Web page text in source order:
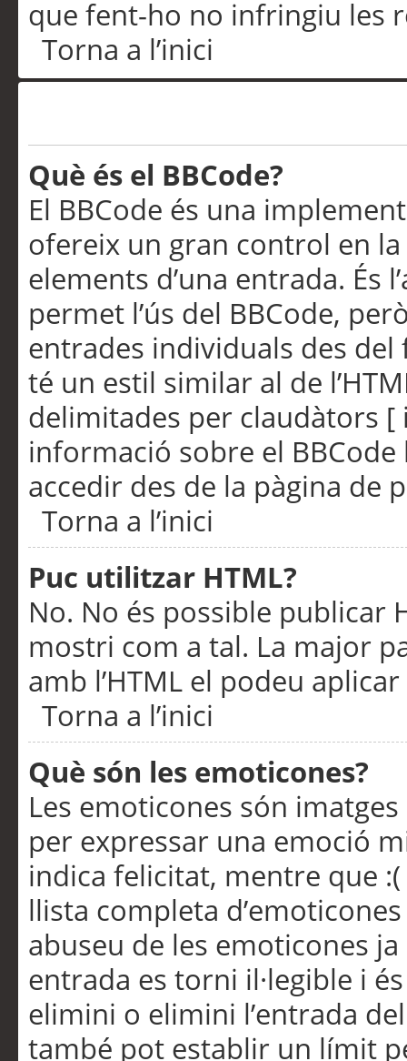
que fent-ho no infringiu les
Torna a l’inici
Què és el BBCode?
El BBCode és una
ofereix un gran control en
elements d’una entrada. És
permet l’ús del BBCode,
entrades individuals des
té un estil similar al de
delimitades per claudàtors [
informació sobre el
accedir des de la pàgina de
Torna a l’inici
Puc utilitzar HTML?
No. No és possible publicar
mostri com a tal. La major
amb l’HTML el podeu
Torna a l’inici
Què són les emoticones?
Les emoticones són
per expressar una emoció
indica felicitat, mentre que
llista completa
abuseu de les emoticones
entrada es torni il·legible i
elimini o elimini l’entrada
també pot establir un límit